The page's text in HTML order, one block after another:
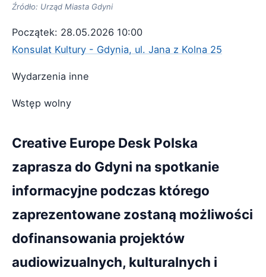
Źródło: Urząd Miasta Gdyni
Początek: 28.05.2026 10:00
Konsulat Kultury - Gdynia, ul. Jana z Kolna 25
Wydarzenia inne
Wstęp wolny
Creative Europe Desk Polska
zaprasza do Gdyni na spotkanie
informacyjne podczas którego
zaprezentowane zostaną możliwości
dofinansowania projektów
audiowizualnych, kulturalnych i